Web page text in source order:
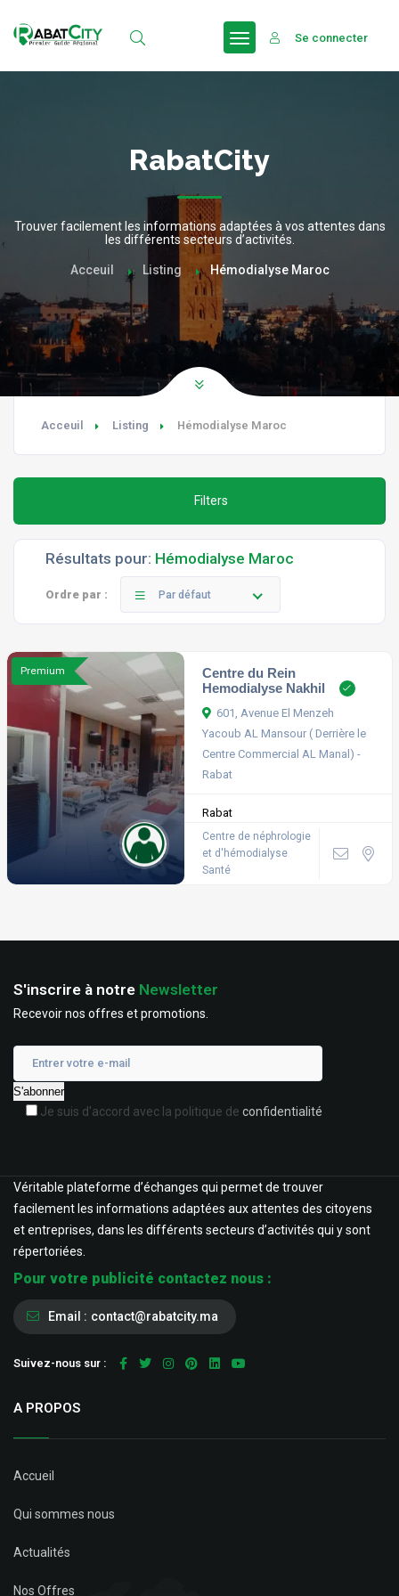
Se connecter
RabatCity
Trouver facilement les informations adaptées à vos attentes dans
les différents secteurs d’activités.
Acceuil Listing Hémodialyse Maroc
Acceuil Listing Hémodialyse Maroc
Filters
Résultats pour: Hémodialyse Maroc
Ordre par : Par défaut
Premium
Centre du Rein
Hemodialyse Nakhil
601, Avenue El Menzeh
Yacoub AL Mansour ( Derrière le
Centre Commercial AL Manal) -
Rabat
Rabat
Centre de néphrologie
et d'hémodialyse
Santé
S'inscrire à notre Newsletter
Recevoir nos offres et promotions.
Je suis d'accord avec la politique de confidentialité
Véritable plateforme d’échanges qui permet de trouver
facilement les informations adaptées aux attentes des citoyens
et entreprises, dans les différents secteurs d’activités qui y sont
répertoriées.
Pour votre publicité contactez nous :
Email : contact@rabatcity.ma
Suivez-nous sur :
A PROPOS
Accueil
Qui sommes nous
Actualités
Nos Offres